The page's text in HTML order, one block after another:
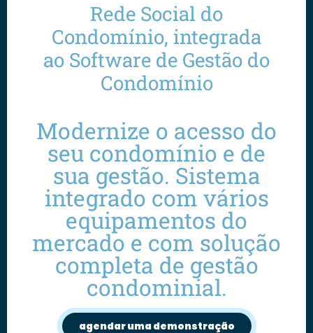
Rede Social do
Condomínio, integrada
ao Software de Gestão do
Condomínio
Modernize o acesso do
seu condomínio e de
sua gestão. Sistema
integrado com vários
equipamentos do
mercado e com solução
completa de gestão
condominial.
agendar uma demonstração